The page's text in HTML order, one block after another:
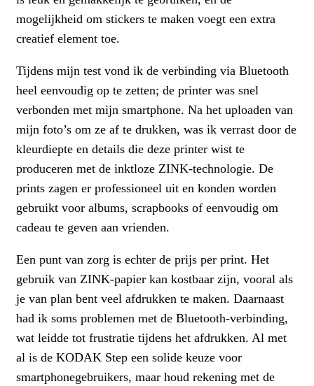
mogelijkheid om stickers te maken voegt een extra
creatief element toe.
Tijdens mijn test vond ik de verbinding via Bluetooth
heel eenvoudig op te zetten; de printer was snel
verbonden met mijn smartphone. Na het uploaden van
mijn foto’s om ze af te drukken, was ik verrast door de
kleurdiepte en details die deze printer wist te
produceren met de inktloze ZINK-technologie. De
prints zagen er professioneel uit en konden worden
gebruikt voor albums, scrapbooks of eenvoudig om
cadeau te geven aan vrienden.
Een punt van zorg is echter de prijs per print. Het
gebruik van ZINK-papier kan kostbaar zijn, vooral als
je van plan bent veel afdrukken te maken. Daarnaast
had ik soms problemen met de Bluetooth-verbinding,
wat leidde tot frustratie tijdens het afdrukken. Al met
al is de KODAK Step een solide keuze voor
smartphonegebruikers, maar houd rekening met de